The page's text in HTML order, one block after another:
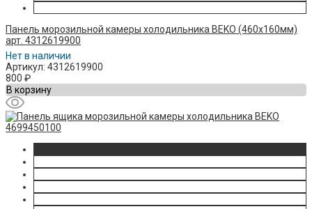
Панель морозильной камеры холодильника BEKO (460x160мм)
арт. 4312619900
Нет в наличии
Артикул: 4312619900
800 ₽
В корзину